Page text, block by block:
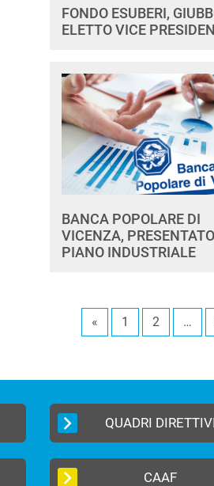
FONDO ESUBERI,
ELETTO VICE
BANCA POPOLARE DI
VICENZA,
PIANO INDUSTRIALE
« 1 2 …
QUADRI DIRETTIVI
CAAF